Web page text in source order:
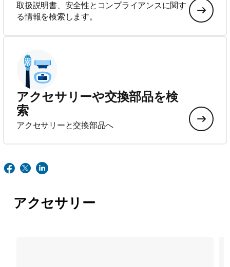
取扱説明書、安全性とコンプライアンスに関す
る情報を検索します。
アクセサリーや交換部品を検
索
アクセサリーと交換部品へ
アクセサリー